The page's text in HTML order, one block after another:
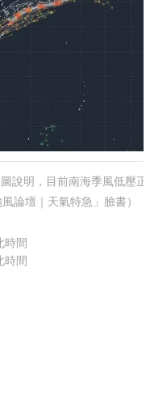
說明，目前南海季風低壓正
論壇｜天氣特急」臉書）
時間
時間